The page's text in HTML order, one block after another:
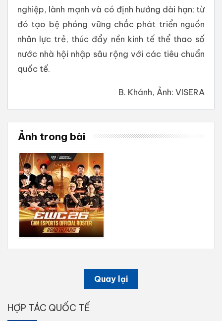
nghiệp, lành mạnh và có định hướng dài hạn; từ
đó tạo bệ phóng vững chắc phát triển nguồn
nhân lực trẻ, thúc đẩy nền kinh tế thể thao số
nước nhà hội nhập sâu rộng với các tiêu chuẩn
quốc tế.
B. Khánh, Ảnh: VISERA
Ảnh trong bài
Quay lại
HỢP TÁC QUỐC TẾ